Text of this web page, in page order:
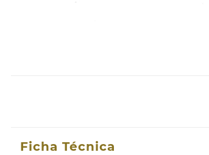
Ficha Técnica